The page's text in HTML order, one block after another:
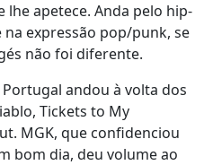
lhe apetece. Anda pelo hip-
expressão pop/punk, se
não foi diferente.
andou à volta dos
Tickets to My
MGK, que confidenciou
bom dia, deu volume ao